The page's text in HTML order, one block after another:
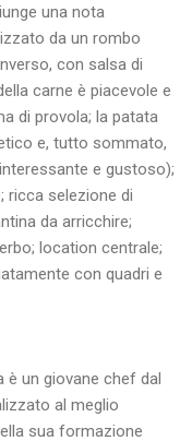
una nota
da un rombo
con salsa di
carne è piacevole e
di provola; la patata
e, tutto sommato,
e gustoso);
ricca selezione di
da arricchire;
location centrale;
con quadri e
è un giovane chef dal
al meglio
sua formazione